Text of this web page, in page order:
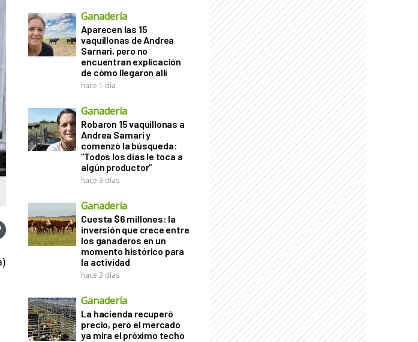
Ganadería
Aparecen las 15
vaquillonas de Andrea
Sarnari, pero no
encuentran explicación
de cómo llegaron allí
hace 1 día
Ganadería
Robaron 15 vaquillonas a
Andrea Sarnari y
comenzó la búsqueda:
“Todos los días le toca a
algún productor”
hace 3 días
Ganadería
Cuesta $6 millones: la
inversión que crece entre
los ganaderos en un
momento histórico para
la actividad
hace 3 días
Ganadería
La hacienda recuperó
precio, pero el mercado
ya mira el próximo techo